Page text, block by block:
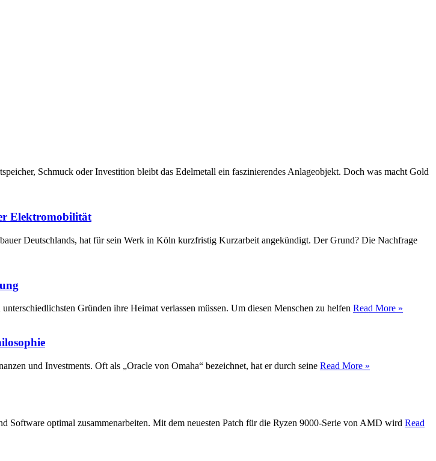
Schmuck oder Investition bleibt das Edelmetall ein faszinierendes Anlageobjekt. Doch was macht Gold
Elektromobilität
Deutschlands, hat für sein Werk in Köln kurzfristig Kurzarbeit angekündigt. Der Grund? Die Nachfrage
Gründen ihre Heimat verlassen müssen. Um diesen Menschen zu helfen Read More »
und Investments. Oft als „Oracle von Omaha“ bezeichnet, hat er durch seine Read More »
Software optimal zusammenarbeiten. Mit dem neuesten Patch für die Ryzen 9000-Serie von AMD wird Read